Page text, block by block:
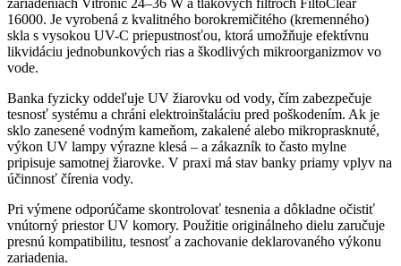
16000. Je vyrobená z kvalitného borokremičitého (kremenného)
skla s vysokou UV-C priepustnosťou, ktorá umožňuje efektívnu
likvidáciu jednobunkových rias a škodlivých mikroorganizmov vo
vode.
Banka fyzicky oddeľuje UV žiarovku od vody, čím zabezpečuje
tesnosť systému a chráni elektroinštaláciu pred poškodením. Ak je
sklo zanesené vodným kameňom, zakalené alebo mikroprasknuté,
výkon UV lampy výrazne klesá – a zákazník to často mylne
pripisuje samotnej žiarovke. V praxi má stav banky priamy vplyv na
účinnosť čírenia vody.
Pri výmene odporúčame skontrolovať tesnenia a dôkladne očistiť
vnútorný priestor UV komory. Použitie originálneho dielu zaručuje
presnú kompatibilitu, tesnosť a zachovanie deklarovaného výkonu
zariadenia.